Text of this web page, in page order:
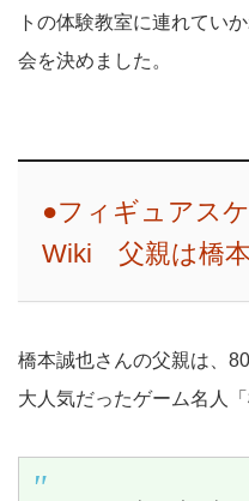
トの体験教室に連れてい
会を決めました。
●フィギュアス
Wiki 父親は橋本
橋本誠也さんの父親は、
大人気だったゲーム名人